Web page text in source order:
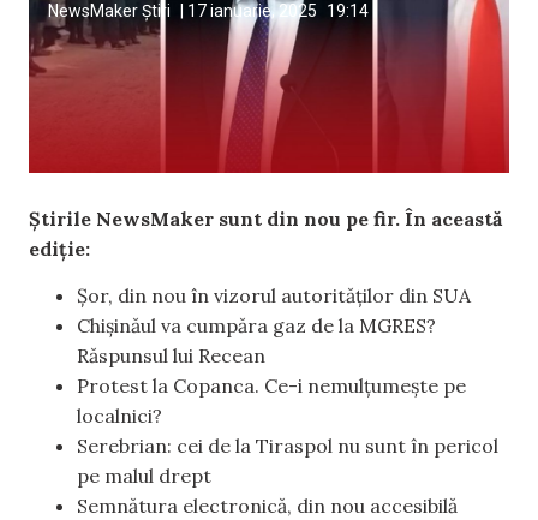
NewsMaker Știri 17 ianuarie, 2025 19:14
Știrile NewsMaker sunt din nou pe fir. În această
ediție:
Șor, din nou în vizorul autorităților din SUA
Chișinăul va cumpăra gaz de la MGRES?
Răspunsul lui Recean
Protest la Copanca. Ce-i nemulțumește pe
localnici?
Serebrian: cei de la Tiraspol nu sunt în pericol
pe malul drept
Semnătura electronică, din nou accesibilă